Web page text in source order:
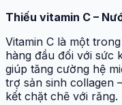
Thiếu vitamin C –
Vitamin C là một
hàng đầu đối với sức
giúp tăng cường hệ
trợ sản sinh collagen
kết chặt chẽ với răng.